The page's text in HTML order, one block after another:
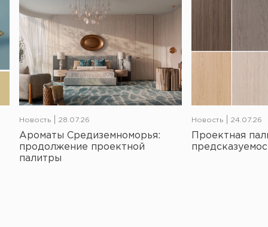
Новость 28.07.26
Ароматы Средиземноморья:
продолжение проектной
палитры
Новость 24.07.26
Проектная